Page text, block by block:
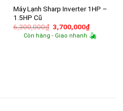
Máy Lạnh Sharp Inverter 1HP –
1.5HP Cũ
6,300,000₫ Giá
gốc
là:
3,700,000₫Giá
hiện
tại
Còn hàng - Giao nhanh